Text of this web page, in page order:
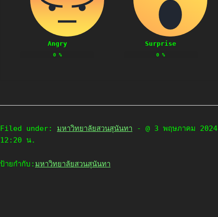
Angry
0%
Surprise
0 %
Filed under: มหาวิทยาลัยสวนสุนันทา
- @ 3 พฤษภาคม 2024
12:20 น.
ป้ายกำกับ: มหาวิทยาลัยสวนสุนันทา